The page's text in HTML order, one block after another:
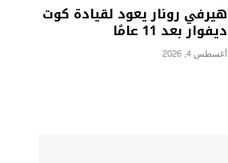
هيرفي رونار يعود لقيادة كوت
ديفوار بعد 11 عامًا
أغسطس 4, 2026